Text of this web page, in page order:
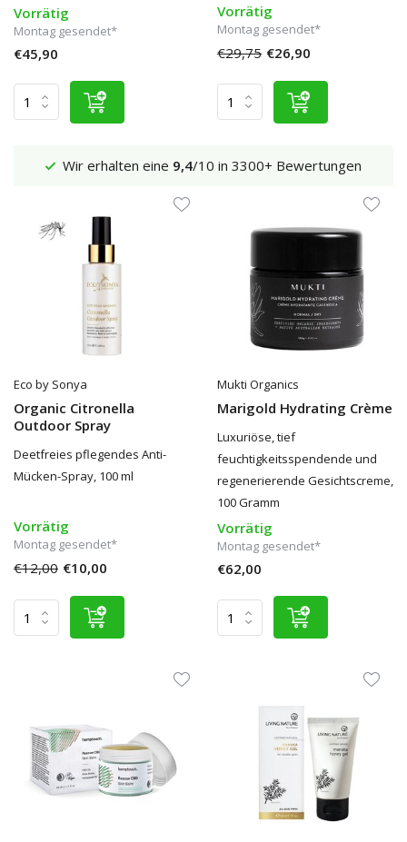
Vorrätig
Montag gesendet*
€45,90
Vorrätig
Montag gesendet*
€29,75 €26,90
Wir erhalten eine 9,4/10 in 3300+ Bewertungen
Eco by Sonya
Organic Citronella
Outdoor Spray
Deetfreies pflegendes Anti-
Mücken-Spray, 100 ml
Vorrätig
Montag gesendet*
€12,00 €10,00
Mukti Organics
Marigold Hydrating Crème
Luxuriöse, tief
feuchtigkeitsspendende und
regenerierende Gesichtscreme,
100 Gramm
Vorrätig
Montag gesendet*
€62,00